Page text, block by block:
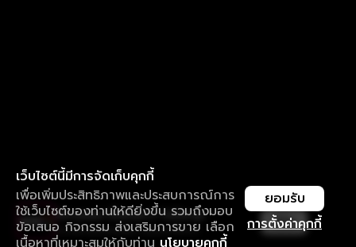
เว็บไซต์นี้มีการจัดเก็บคุกกี้
เพื่อเพิ่มประสิทธิภาพและประสบการณ์การ
ใช้เว็บไซต์ของท่านให้ดียิ่งขึ้น รวมถึงมอบ
ข้อเสนอ กิจกรรม ส่งเสริมการขาย เลือก
เนื้อหาที่เหมาะสมให้กับท่าน นโยบายคุกกี้
การตั้งค่าคุกกี้
ยอมรับ
ใช้งานแอป ลื่นไหลกว่า ไม่มีสะดุด
ดาวน์โหลดแอปเพื่อการรับชมที่ดีกว่า เปิด